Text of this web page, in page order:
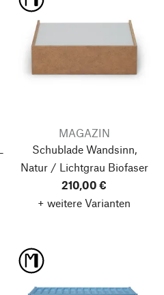
MAGAZIN
Schublade Wandsinn,
Natur / Lichtgrau Biofaser
210,00 €
+ weitere Varianten